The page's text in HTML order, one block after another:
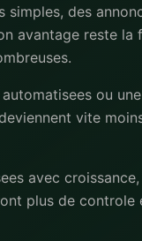
des
avantage reste la
ou
vite
avec croissance,
plus de